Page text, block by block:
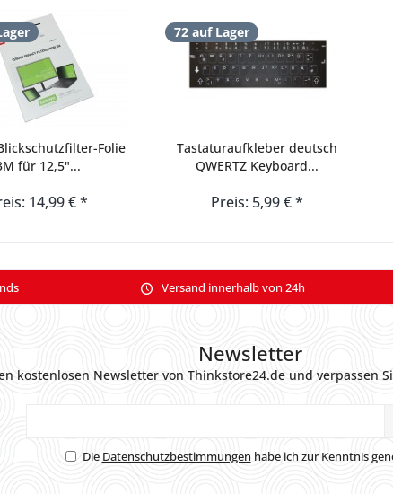
Folie
für 12,5"...
14,99 € *
72 auf Lager
Tastaturaufkleber deutsch
QWERTZ Keyboard...
Preis: 5,99 € *
Versand innerhalb von 24h
Newsletter
kostenlosen Newsletter von Thinkstore24.de und verpassen
Die Datenschutzbestimmungen habe ich zur Kenntnis